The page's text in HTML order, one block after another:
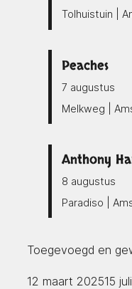
Tolhuistuin |
Peaches
7 augustus
Melkweg |
Anthony
8 augustus
Paradiso |
Toegevoegd en
12 maart 202515